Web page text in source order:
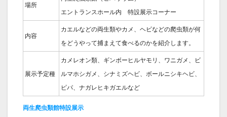
両生爬虫類館特設展示
場所
エントランスホール内 特設展示コーナー
内容
カエルなどの両生類やカメ、ヘビなどの爬虫類が何
をどうやって捕まえて食べるのかを紹介します。
展示予定種
カメレオン類、ギンボーヒルヤモリ、ワニガメ、ビ
ルマホシガメ、シナミズヘビ、ボールニシキヘビ、
ピパ、ナガレヒキガエルなど